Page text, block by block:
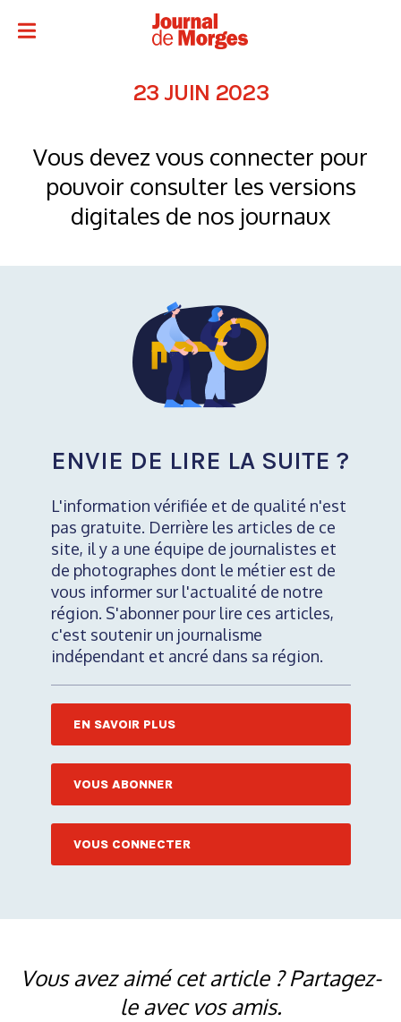
23 JUIN 2023
Vous devez vous connecter pour
pouvoir consulter les versions
digitales de nos journaux
ENVIE DE LIRE LA SUITE ?
L'information vérifiée et de qualité n'est
pas gratuite. Derrière les articles de ce
site, il y a une équipe de journalistes et
de photographes dont le métier est de
vous informer sur l'actualité de notre
région. S'abonner pour lire ces articles,
c'est soutenir un journalisme
indépendant et ancré dans sa région.
EN SAVOIR PLUS
VOUS ABONNER
VOUS CONNECTER
Vous avez aimé cet article ? Partagez-
le avec vos amis.